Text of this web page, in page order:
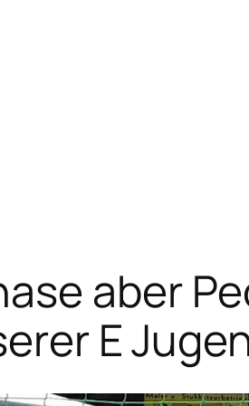
aber
E